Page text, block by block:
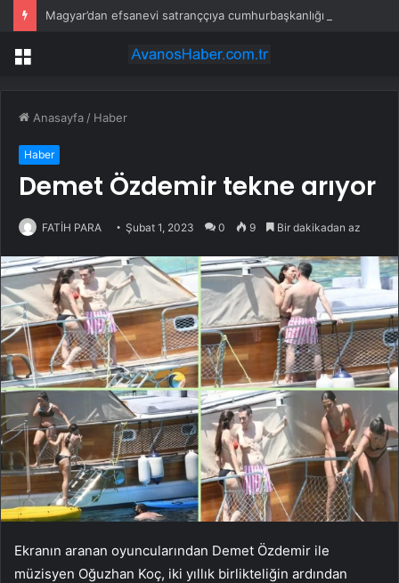
Magyar’dan efsanevi satranççıya cumhurbaşkanlığı teklifi
Menü
Anasayfa / Haber
Haber
Demet Özdemir tekne arıyor
FATİH PARA Şubat 1, 2023 0 9 Bir dakikadan az
Ekranın aranan oyuncularından Demet Özdemir ile
müzisyen Oğuzhan Koç, iki yıllık birlikteliğin ardından